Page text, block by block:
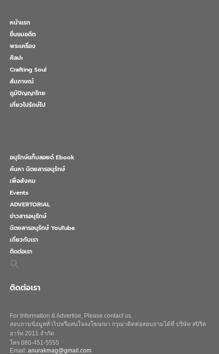
หน้าแรก
ชื่นชมอดีต
พระเครื่อง
ศิลปะ
Crafting Soul
สัมภาษณ์
ภูมิปัญญาไทย
เที่ยวไปรักษ์ไป
อนุรักษ์แท็บลอยด์ Ebook
ค้นหา นิตยสารอนุรักษ์
เพื่อสังคม
Events
ADVERTORIAL
ข่าวสารอนุรักษ์
นิตยสารอนุรักษ์ YouTube
เกี่ยวกับเรา
ติดต่อเรา
Search
for:
ติดต่อเรา
For Information & Advertise, Please contact us.
สอบถามข้อมูลทั่วไปหรือสนใจลงโฆษณา กรุณาติดต่อสอบถามได้ที่ บริษัท สปิริต
อาร์ท 2011 จำกัด
โทร 080-451-5555
Email: anurakmag@gmail.com